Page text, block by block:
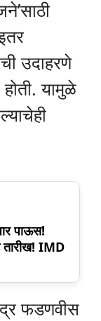
उदाहरणे
यामुळे
पाऊस!
तारीख! IMD
फडणवीस